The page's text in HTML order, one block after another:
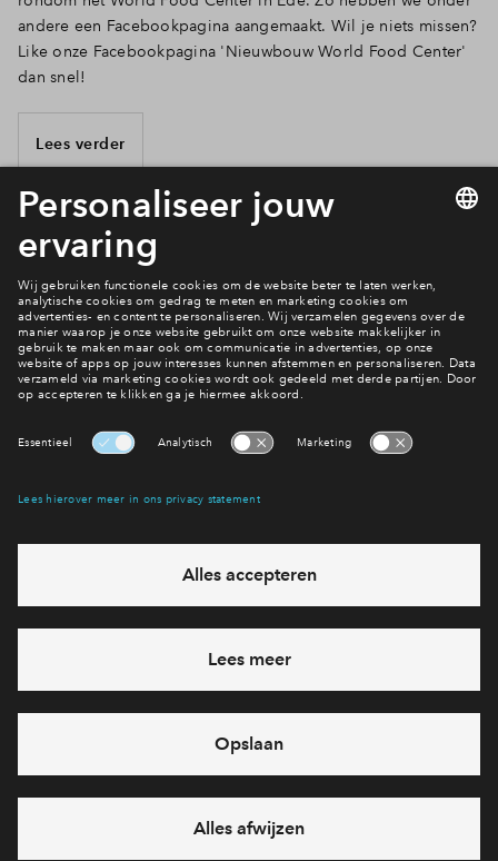
andere een Facebookpagina aangemaakt. Wil je niets missen?
Like onze Facebookpagina 'Nieuwbouw World Food Center'
dan snel!
Lees verder
Een vraag?
Bekijk de veel gestelde
eventuele projecten
Ja, ik wil mij aanmelden
Heb je een vraag en wil je direct antwoord? Bel ons op088
712 26 76
6 dagen per week beschikbaar (behalve tijdens
vandaag van 10:00 - 13:00 uur